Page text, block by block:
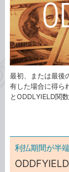
最初、または最後
有した場合に得ら
とODDLYIELD関
利払期間が半